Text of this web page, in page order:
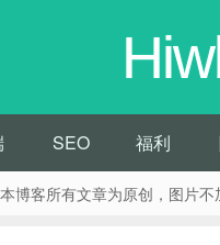
SEO 福利
客所有文章为原创，图片不